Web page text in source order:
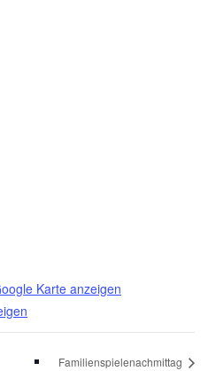
Karte anzeigen
Familienspielenachmittag